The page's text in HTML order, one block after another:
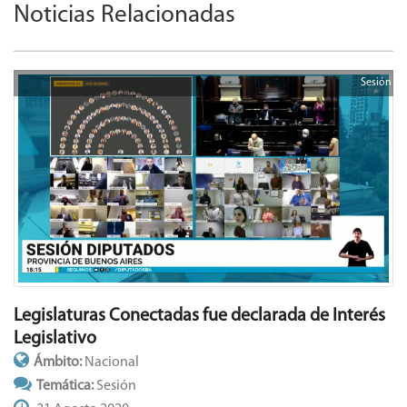
Noticias Relacionadas
Sesión
Legislaturas Conectadas fue declarada de Interés
Legislativo
Ámbito: Nacional
Temática:Sesión